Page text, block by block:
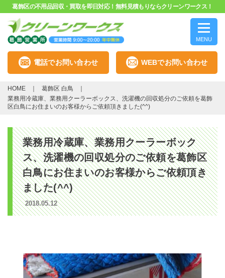
葛飾区の不用品回収・買取を即日対応！無料見積もりならクリーンワークス！
MENU
電話でお問い合わせ WEBでお問い合わせ
HOME
葛飾区 白鳥
業務用冷蔵庫、業務用クーラーボックス、洗濯機の回収処分のご依頼を葛飾
区白鳥にお住まいのお客様からご依頼頂きました(^^)
業務用冷蔵庫、業務用クーラーボック
ス、洗濯機の回収処分のご依頼を葛飾区
白鳥にお住まいのお客様からご依頼頂き
ました(^^)
2018.05.12